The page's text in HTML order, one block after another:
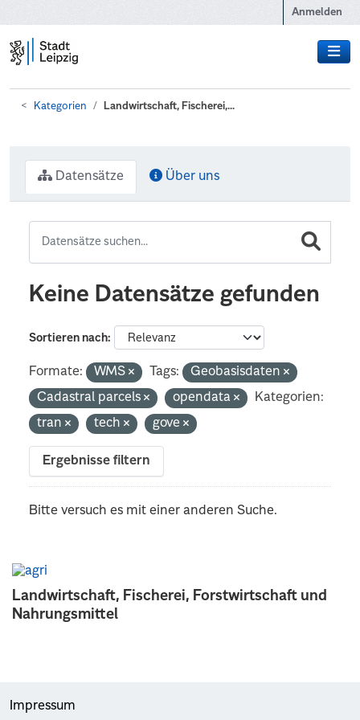
Anmelden
Kategorien Landwirtschaft, Fischerei,...
Landwirtschaft, Fischerei, Forstwirtschaft und
Nahrungsmittel
Datensätze Über uns
Keine Datensätze gefunden
Sortieren nach
Formate: WMS Tags:
Geobasisdaten
Cadastral parcels
opendata
Kategorien:
tran
tech gove
Ergebnisse filtern
Bitte versuch es mit einer anderen Suche.
Impressum